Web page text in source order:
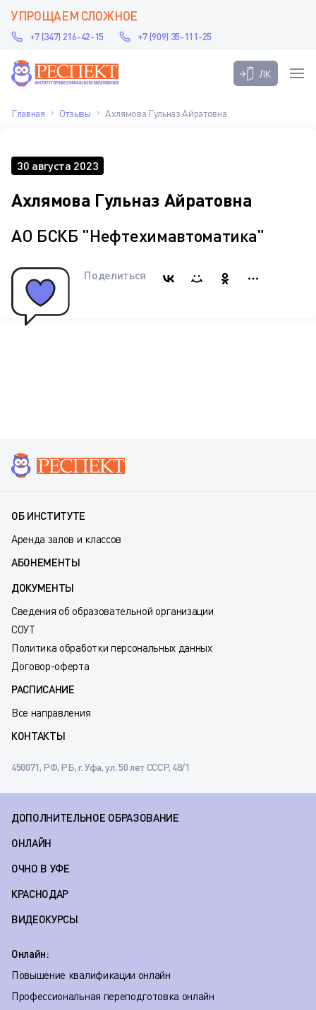
УПРОЩАЕМ СЛОЖНОЕ
+7 (347) 216-42-15 +7 (909) 35-111-25
ЛК
Главная Отзывы Ахлямова Гульназ Айратовна
30 августа 2023
Ахлямова Гульназ Айратовна
АО БСКБ "Нефтехимавтоматика"
Поделиться
ОБ ИНСТИТУТЕ
Аренда залов и классов
АБОНЕМЕНТЫ
ДОКУМЕНТЫ
Сведения об образовательной организации
СОУТ
Политика обработки персональных данных
Договор-оферта
РАСПИСАНИЕ
Все направления
КОНТАКТЫ
450071, РФ, РБ, г. Уфа, ул. 50 лет СССР, 48/1
ДОПОЛНИТЕЛЬНОЕ ОБРАЗОВАНИЕ
ОНЛАЙН
ОЧНО В УФЕ
КРАСНОДАР
ВИДЕОКУРСЫ
Онлайн:
Повышение квалификации онлайн
Профессиональная переподготовка онлайн